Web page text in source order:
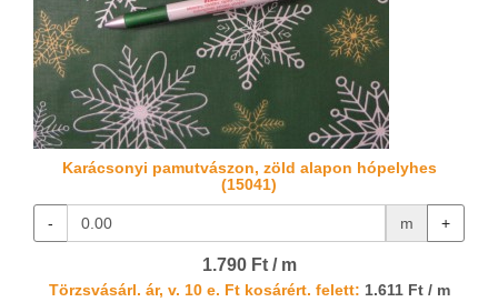
Karácsonyi pamutvászon, zöld alapon hópelyhes
(15041)
- m +
1.790 Ft / m
Törzsvásárl. ár, v. 10 e. Ft kosárért. felett: 1.611 Ft / m